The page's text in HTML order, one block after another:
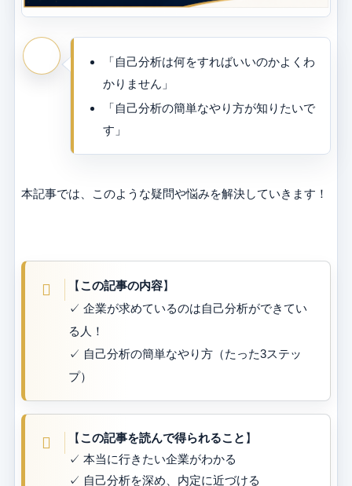
「自己分析は何をすればいいのかよくわ
かりません」
「自己分析の簡単なやり方が知りたいで
す」
本記事では、このような疑問や悩みを解決していきます！
【この記事の内容】
✓ 企業が求めているのは自己分析ができてい
る人！
✓ 自己分析の簡単なやり方（たった3ステッ
プ）
【この記事を読んで得られること 】
✓ 本当に行きたい企業がわかる
✓ 自己分析を深め、内定に近づける